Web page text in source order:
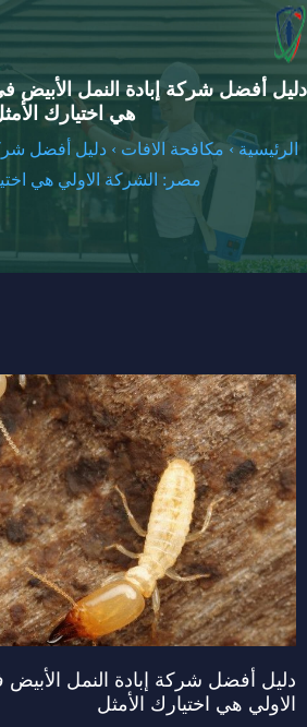
دليل أفضل شركة إبادة النمل الأبيض
هي اختيارك
الرئيسية› مكافحة الافات › دليل أفضل
مصر: الشركة الاولي هي
دليل أفضل شركة إبادة النمل
الاولي هي اختيارك الأمثل